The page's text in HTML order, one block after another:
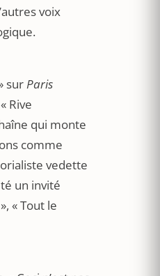
voix
surParis
Rive
qui monte
comme
vedette
un invité
« Tout le